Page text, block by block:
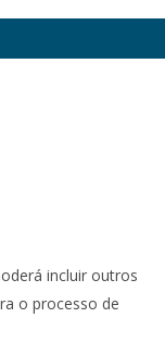
incluir outros
o processo de